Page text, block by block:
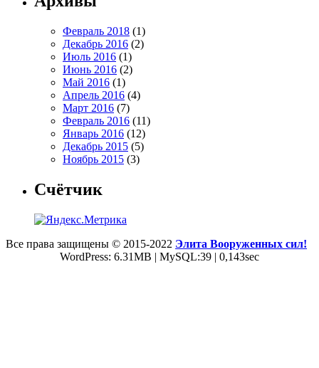
Февраль 2018 (1)
Декабрь 2016 (2)
Июль 2016 (1)
Июнь 2016 (2)
Май 2016 (1)
Апрель 2016 (4)
Март 2016 (7)
Февраль 2016 (11)
Январь 2016 (12)
Декабрь 2015 (5)
Ноябрь 2015 (3)
Счётчик
Все права защищены © 2015-2022 Элита Вооруженных сил!
WordPress: 6.31MB | MySQL:39 | 0,143sec